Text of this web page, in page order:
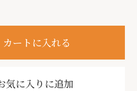
カートに入れる
気に入りに追加